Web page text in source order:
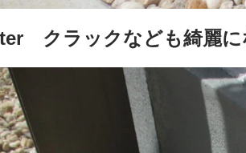
クラックなども綺麗に